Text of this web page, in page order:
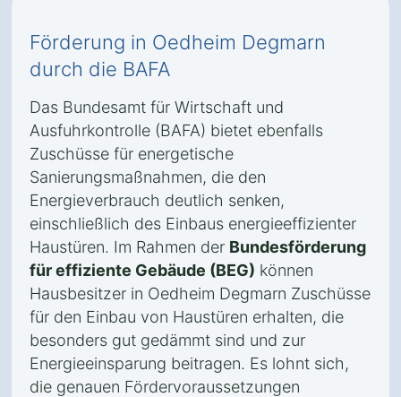
Förderung in Oedheim Degmarn
durch die BAFA
Das Bundesamt für Wirtschaft und
Ausfuhrkontrolle (BAFA) bietet ebenfalls
Zuschüsse für energetische
Sanierungsmaßnahmen, die den
Energieverbrauch deutlich senken,
einschließlich des Einbaus energieeffizienter
Haustüren. Im Rahmen der Bundesförderung
für effiziente Gebäude (BEG) können
Hausbesitzer in Oedheim Degmarn Zuschüsse
für den Einbau von Haustüren erhalten, die
besonders gut gedämmt sind und zur
Energieeinsparung beitragen. Es lohnt sich,
die genauen Fördervoraussetzungen